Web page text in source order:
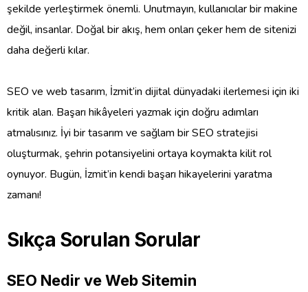
şekilde yerleştirmek önemli. Unutmayın, kullanıcılar bir makine
değil, insanlar. Doğal bir akış, hem onları çeker hem de sitenizi
daha değerli kılar.
SEO ve web tasarım, İzmit’in dijital dünyadaki ilerlemesi için iki
kritik alan. Başarı hikâyeleri yazmak için doğru adımları
atmalısınız. İyi bir tasarım ve sağlam bir SEO stratejisi
oluşturmak, şehrin potansiyelini ortaya koymakta kilit rol
oynuyor. Bugün, İzmit’in kendi başarı hikayelerini yaratma
zamanı!
Sıkça Sorulan Sorular
SEO Nedir ve Web Sitemin